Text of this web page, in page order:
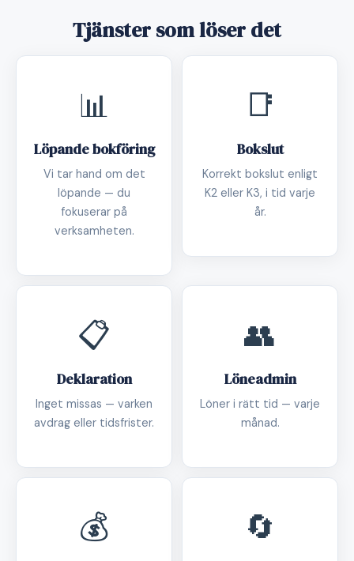
Tjänster som löser det
📊
Löpande bokföring
Vi tar hand om det
löpande — du
fokuserar på
verksamheten.
📑
Bokslut
Korrekt bokslut enligt
K2 eller K3, i tid varje
år.
📋
Deklaration
Inget missas — varken
avdrag eller tidsfrister.
👥
Löneadmin
Löner i rätt tid — varje
månad.
💰 🔄